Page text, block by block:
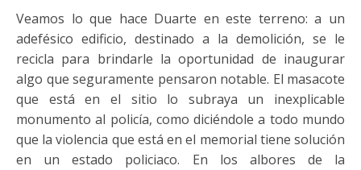
Veamos lo que hace Duarte en este terreno: a un
adefésico edificio, destinado a la demolición, se le
recicla para brindarle la oportunidad de inaugurar
algo que seguramente pensaron notable. El masacote
que está en el sitio lo subraya un inexplicable
monumento al policía, como diciéndole a todo mundo
que la violencia que está en el memorial tiene solución
en un estado policiaco. En los albores de la